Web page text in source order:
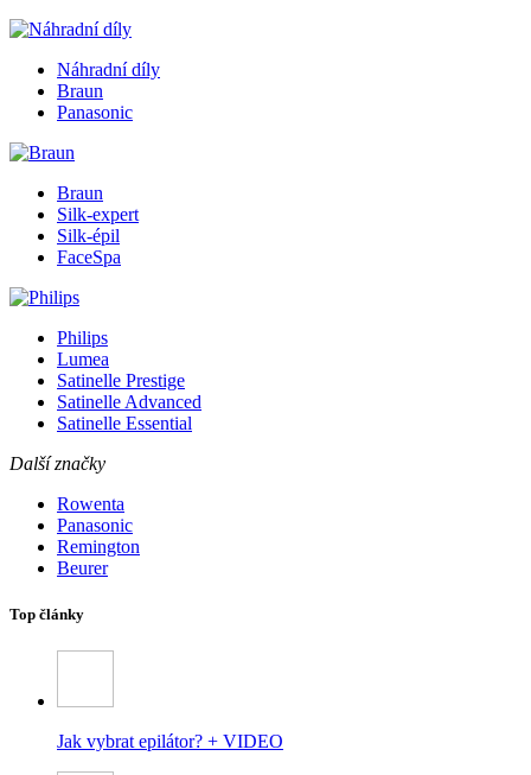
Náhradní díly
Braun
Panasonic
Braun
Silk-expert
Silk-épil
FaceSpa
Philips
Lumea
Satinelle Prestige
Satinelle Advanced
Satinelle Essential
Další značky
Rowenta
Panasonic
Remington
Beurer
Top články
Jak vybrat epilátor? + VIDEO